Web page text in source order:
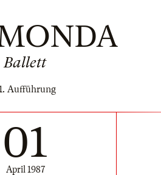
Ballett
Aufführung
01
April 1987